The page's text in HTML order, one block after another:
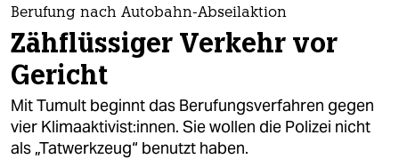
themen
politik
öko
gesellschaft
Berufung nach Autobahn-Abseilaktion
Zähflüssiger Verkehr vor
Gericht
Mit Tumult beginnt das Berufungsverfahren gegen
vier Kli­ma­ak­ti­vis­t:in­nen. Sie wollen die Polizei nicht
als „Tatwerkzeug“ benutzt haben.